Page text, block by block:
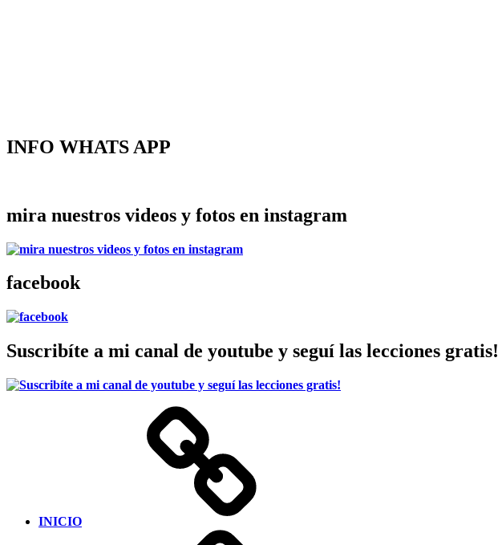
INFO WHATS APP
mira nuestros videos y fotos en instagram
facebook
Suscribíte a mi canal de youtube y seguí las lecciones gratis!
INICIO